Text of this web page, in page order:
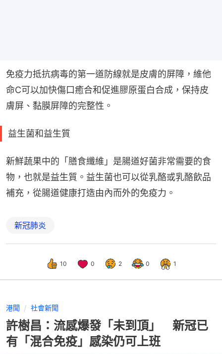
免疫力抵抗病毒的第一道防線就是皮膚的屏障，維他
命C可以加快傷口癒合和促進膠原蛋白合成，保持皮
膚屏、黏膜屏障的完整性。
益生菌和益生質
新鮮蔬果中的「膳食纖維」是腸道好菌非常需要的食
物，也就是益生質。益生菌也可以從乳酪或乳酪飲品
補充，從腸道健康打造由內而外的免疫力。
新冠肺炎
10 0 2 0 1
港聞 社會新聞
許樹昌：流感爆發「未到頂」 新冠已
有「混合免疫」感染仍可上班